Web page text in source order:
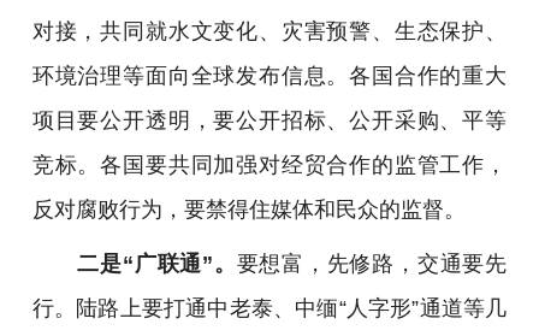
对接，共同就水文变化、灾害预警、生态保护、
环境治理等面向全球发布信息。各国合作的重大
项目要公开透明，要公开招标、公开采购、平等
竞标。各国要共同加强对经贸合作的监管工作，
反对腐败行为，要禁得住媒体和民众的监督。
二是“广联通”。 要想富，先修路，交通要先
行。陆路上要打通中老泰、中缅“人字形”通道等几